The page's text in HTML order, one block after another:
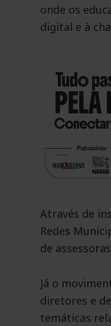
onde os
digital e à
Através de
Redes
de
Já o
diretores e
temáticas